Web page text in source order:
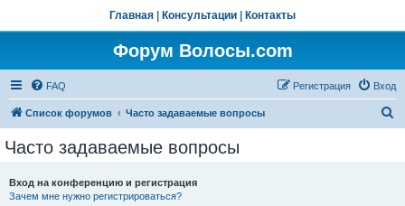
Главная Консультации Контакты
Форум Волосы.com
FAQ Вход
Регистрация
Список форумов Часто задаваемые вопросы
Часто задаваемые вопросы
Вход на конференцию и регистрация
Зачем мне нужно регистрироваться?